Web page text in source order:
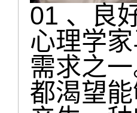
01 、良
心理学
需求之
都渴望